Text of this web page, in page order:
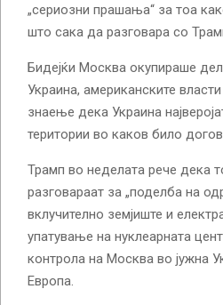
„сериозни прашања“ за тоа
што сака да разговара со
Бидејќи Москва окупираше
Украина, американските власти
знаење дека Украина
територии во каков било
Трамп во неделата рече дека
разговараат за „поделба на
вклучително земјиште и
упатување на нуклеарната
контрола на Москва во јужна
Европа.